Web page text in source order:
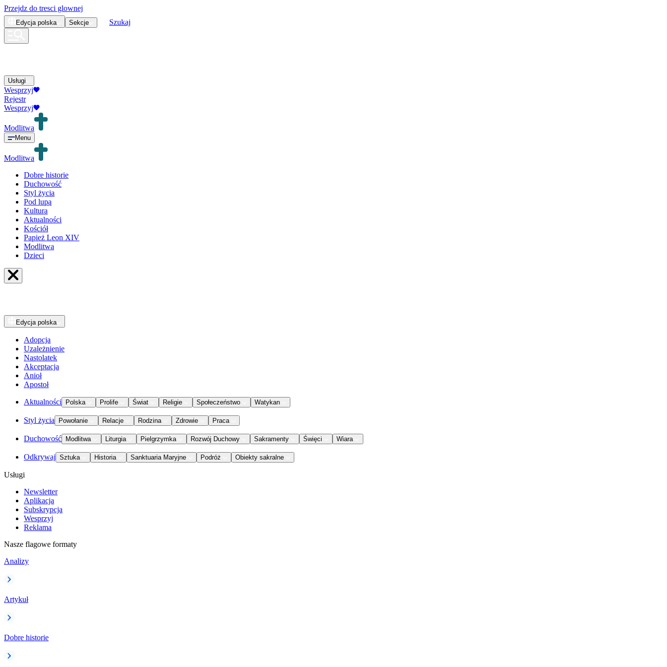
Przejdz do tresci glownej
Edycja polska Sekcje Szukaj
Usługi
Wesprzyj
Rejestr
Wesprzyj
Modlitwa
Menu
Modlitwa
Dobre historie
Duchowość
Styl życia
Pod lupą
Kultura
Aktualności
Kościół
Papież Leon XIV
Modlitwa
Dzieci
Edycja polska
Adopcja
Uzależnienie
Nastolatek
Akceptacja
Anioł
Apostoł
Aktualności Polska Prolife Świat Religie Społeczeństwo Watykan
Styl życia Powołanie Relacje Rodzina Zdrowie Praca
Duchowość Modlitwa Liturgia Pielgrzymka Rozwój Duchowy Sakramenty Święci Wiara
Odkrywaj Sztuka Historia Sanktuaria Maryjne Podróż Obiekty sakralne
Usługi
Newsletter
Aplikacja
Subskrypcja
Wesprzyj
Reklama
Nasze flagowe formaty
Analizy
Artykuł
Dobre historie